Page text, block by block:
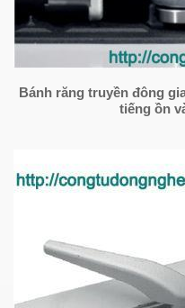
Bánh răng truyền đông
tiếng ồn